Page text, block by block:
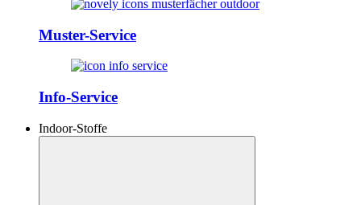
Muster-Service
Info-Service
Indoor-Stoffe